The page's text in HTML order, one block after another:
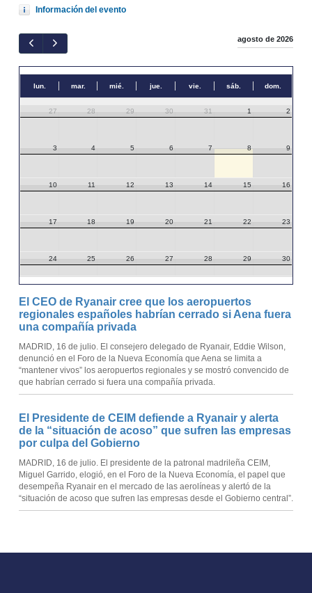
Información del evento
agosto de 2026
lun. mar. mié. jue. vie. sáb. dom.
27 28 29 30 31 1 2
3 4 5 6 7 8 9
10 11 12 13 14 15 16
17 18 19 20 21 22 23
24 25 26 27 28 29 30
El CEO de Ryanair cree que los aeropuertos
regionales españoles habrían cerrado si Aena fuera
una compañía privada
MADRID, 16 de julio. El consejero delegado de Ryanair, Eddie Wilson,
denunció en el Foro de la Nueva Economía que Aena se limita a
“mantener vivos” los aeropuertos regionales y se mostró convencido de
que habrían cerrado si fuera una compañía privada.
El Presidente de CEIM defiende a Ryanair y alerta
de la “situación de acoso” que sufren las empresas
por culpa del Gobierno
MADRID, 16 de julio. El presidente de la patronal madrileña CEIM,
Miguel Garrido, elogió, en el Foro de la Nueva Economía, el papel que
desempeña Ryanair en el mercado de las aerolíneas y alertó de la
“situación de acoso que sufren las empresas desde el Gobierno central”.